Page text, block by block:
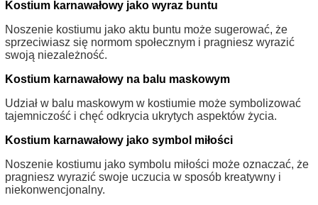
Kostium karnawałowy jako wyraz buntu
Noszenie kostiumu jako aktu buntu może sugerować, że
sprzeciwiasz się normom społecznym i pragniesz wyrazić
swoją niezależność.
Kostium karnawałowy na balu maskowym
Udział w balu maskowym w kostiumie może symbolizować
tajemniczość i chęć odkrycia ukrytych aspektów życia.
Kostium karnawałowy jako symbol miłości
Noszenie kostiumu jako symbolu miłości może oznaczać, że
pragniesz wyrazić swoje uczucia w sposób kreatywny i
niekonwencjonalny.